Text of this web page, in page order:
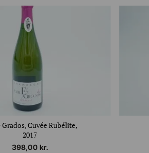
Cuvée Rubélite,
2017
398,00 kr.